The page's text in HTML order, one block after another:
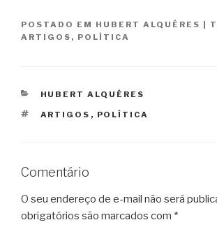
POSTADO EM HUBERT ALQUÉRES
ARTIGOS , POLÍTICA
CATEGORIAS
HUBERT ALQUÉRES
TAGS
ARTIGOS , POLÍTICA
Comentário
O seu endereço de e-mail não será
obrigatórios são marcados com *